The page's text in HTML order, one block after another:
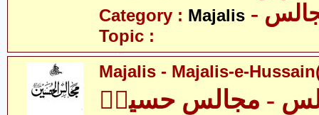
Category : Majalis
Topic :
Majalis - Majalis-e-
- مجالس حسینؑ